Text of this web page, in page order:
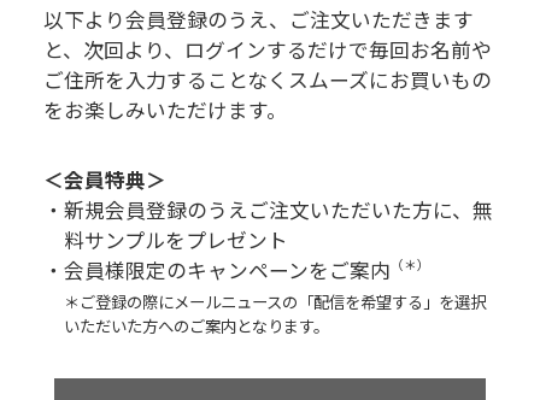
以下より会員登録のうえ、ご注文いただきます
と、次回より、 ログインするだけで毎回お名前や
ご住所を入力することなく スムーズにお買いもの
をお楽しみいただけます。
＜会員特典＞
・新規会員登録のうえご注文いただいた方に、無
料サンプルをプレゼント
・会員様限定のキャンペーンをご案内 （＊）
＊ご登録の際にメールニュースの「配信を希望する」を選択
いただいた方へのご案内となります。